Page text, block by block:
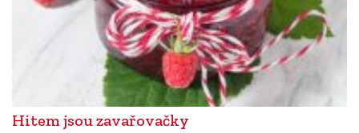
Hitem jsou zavařovačky